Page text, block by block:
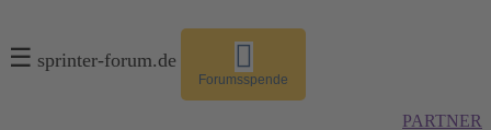
☰ sprinter-forum.de
Forumsspende
PARTNER